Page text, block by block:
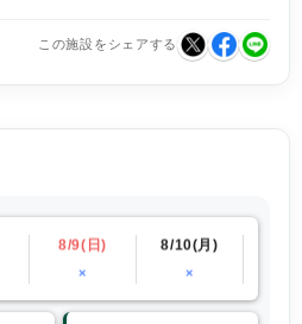
この施設をシェアする
8/9(日)
×
8/10(月)
×